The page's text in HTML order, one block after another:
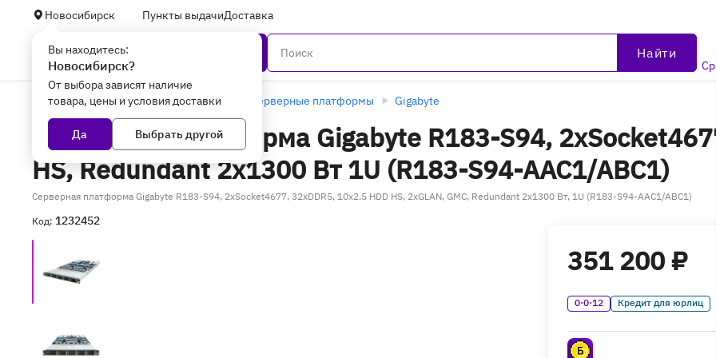
Новосибирск Пункты выдачиДоставка
Вы находитесь:
Новосибирск?
От выбора зависят наличие
товара, цены и условия доставки
Да Выбрать другой
Найти
Главная Серверное оборудование Серверные платформы Gigabyte
Серверная платформа Gigabyte R183-S94,
HS, Redundant 2x1300 Вт 1U (R183-S94-AAC1/ABC1)
Серверная платформа Gigabyte R183-S94, 2xSocket4677, 32xDDR5, 10x2.5 HDD HS, 2xGLAN, GMC, Redundant 2x1300 Вт, 1U (R183-S94-AAC1/ABC1)
Код: 1232452
351 200 ₽
0·0·12 Кредит для юрлиц